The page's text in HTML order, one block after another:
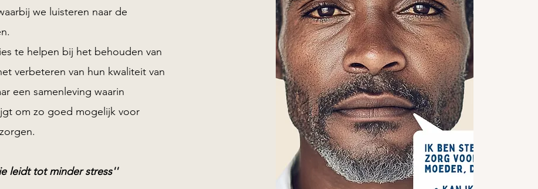
we luisteren naar de
te helpen bij het behouden van
verbeteren van hun kwaliteit van
een samenleving waarin
om zo goed mogelijk voor
leidt tot minder stress''